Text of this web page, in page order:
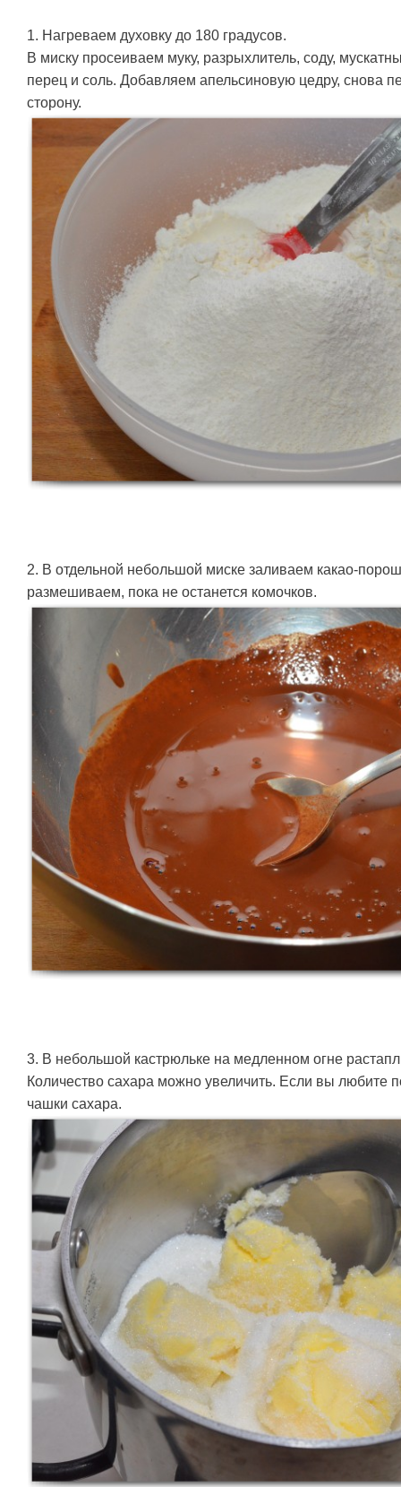
1. Нагреваем духовку до 180 градусов.
В миску просеиваем муку, разрыхлитель, соду,
перец и соль. Добавляем апельсиновую цедру, снова
сторону.
2. В отдельной небольшой миске заливаем какао-
размешиваем, пока не останется комочков.
3. В небольшой кастрюльке на медленном огне
Количество сахара можно увеличить. Если вы любите
чашки сахара.